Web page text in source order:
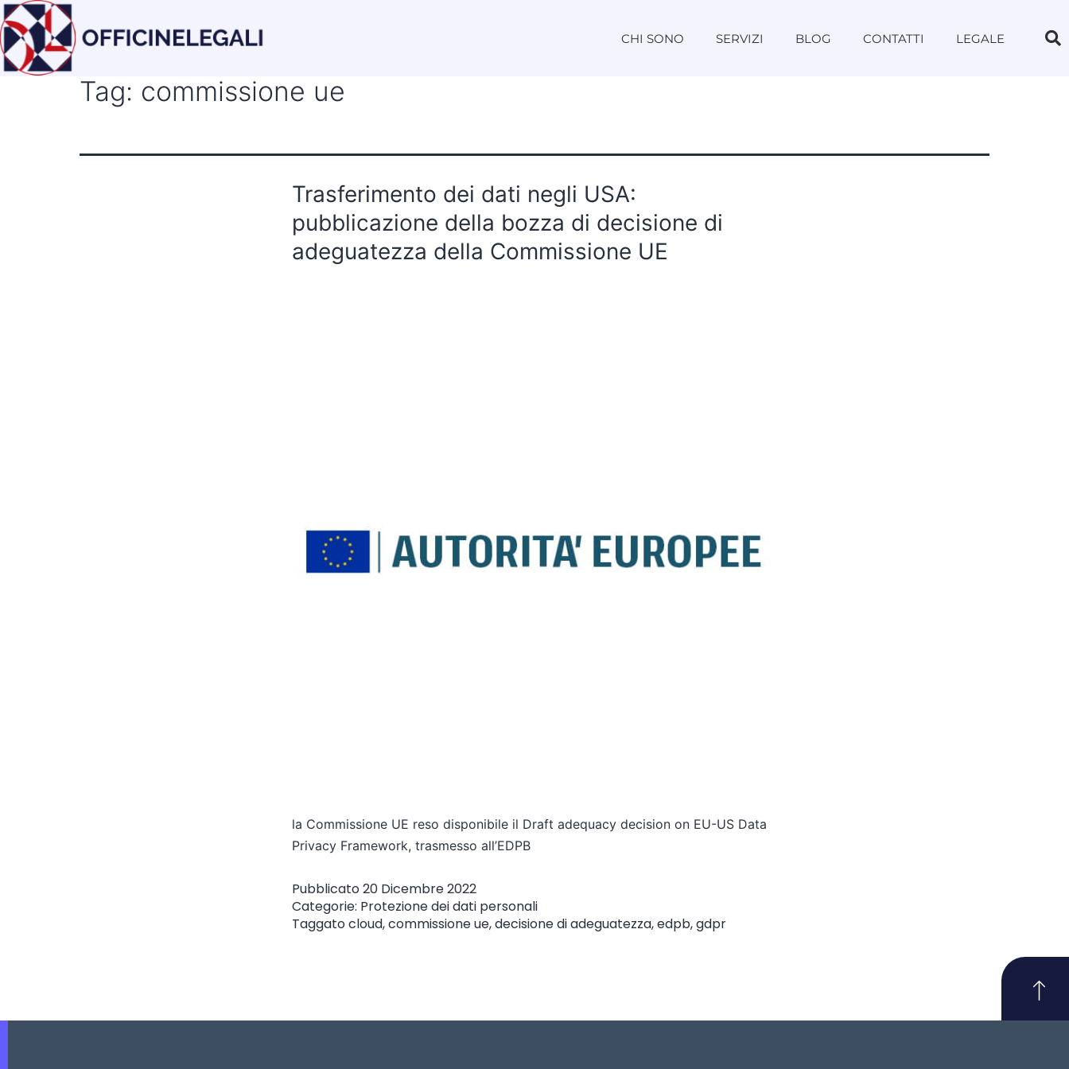
CHI SONO SERVIZI BLOG CONTATTI LEGALE
Tag: commissione ue
Trasferimento dei dati negli USA:
pubblicazione della bozza di decisione di
adeguatezza della Commissione UE
la Commissione UE reso disponibile il Draft adequacy decision on EU-US Data
Privacy Framework, trasmesso all’EDPB
Pubblicato20 Dicembre 2022
Categorie: Protezione dei dati personali
Taggatocloud,commissione ue,decisione di adeguatezza,edpb,gdpr